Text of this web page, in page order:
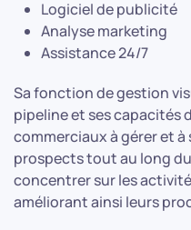
Logiciel de publicité
Analyse marketing
Assistance 24/7
Sa fonction de gestion
pipeline et ses
commerciaux à gérer et
prospects tout au long
concentrer sur les
améliorant ainsi leurs